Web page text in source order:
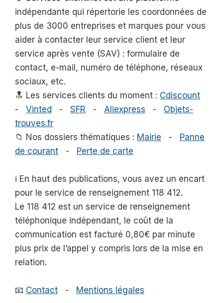
indépendante qui répertorie les coordonnées de
plus de 3000 entreprises et marques pour vous
aider à contacter leur service client et leur
service après vente (SAV) : formulaire de
contact, e-mail, numéro de téléphone, réseaux
sociaux, etc.
🔝 Les services clients du moment : Cdiscount
- Vinted - SFR - Aliexpress - Objets-
trouves.fr
📁 Nos dossiers thématiques : Mairie - Panne
de courant - Perte de carte
ℹ️ En haut des publications, vous avez un encart
pour le service de renseignement 118 412.
Le 118 412 est un service de renseignement
téléphonique indépendant, le coût de la
communication est facturé 0,80€ par minute
plus prix de l’appel y compris lors de la mise en
relation.
📧 Contact - Mentions légales